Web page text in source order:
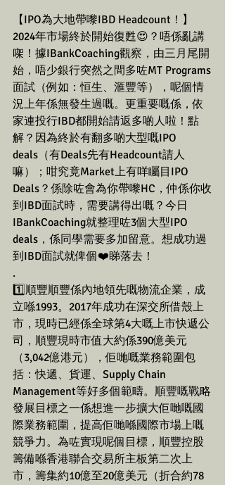
【IPO為大地帶嚟IBD Headcount！】
2024年市場終於開始復甦😍？唔係亂講
㗎！據IBankCoaching觀察，由三月尾開
始，唔少銀行突然之間多咗MT Programs
面試（例如：恒生、滙豐等），呢個情
況上年係無發生過嘅。更重要嘅係，依
家連投行IBD都開始請返多啲人啦！點
解？因為終於有翻多啲大型嘅IPO
deals（有Deals先有Headcount請人
嘛）；咁究竟Market上有咩矚目IPO
Deals？係除咗會為你帶嚟HC，仲係你收
到IBD面試時，需要講得出嘅？今日
IBankCoaching就整理咗3個大型IPO
deals，係同學需要多加留意。想成功過
到IBD面試就俾個❤️睇落去！
.
1️⃣順豐順豐係內地領先嘅物流企業，成
立喺1993。2017年成功在深交所借殼上
市，現時已經係全球第4大嘅上市快遞公
司，順豐現時市值大約係390億美元
（3,042億港元），佢哋嘅業務範圍包
括：快遞、貨運、Supply Chain
Management等好多個範疇。順豐嘅戰略
發展目標之一係想進一步擴大佢哋嘅國
際業務範圍，提高佢哋喺國際市場上嘅
競爭力。為咗實現呢個目標，順豐控股
籌備喺香港聯合交易所主板第二次上
市，籌集約10億至20億美元（折合約78